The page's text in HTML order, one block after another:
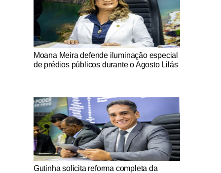
Notícias Católicas
Moana Meira defende iluminação especial
de prédios públicos durante o Agosto Lilás
Notícias Católicas
Gutinha solicita reforma completa da